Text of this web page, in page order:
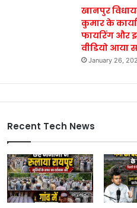
खानपुर
कुमार के
फायरिंग और
वीडियो आया
January 26,
Recent Tech News